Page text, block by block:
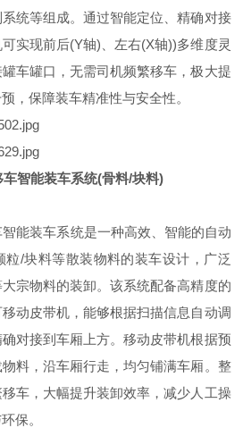
统等组成。通过智能定位、精确对接
实现前后(Y轴)、左右(X轴))多维度灵
车罐口，无需司机频繁移车，极大提
，保障装车精准性与安全性。
智能装车系统(骨料/块料)
能装车系统是一种高效、智能的自动
/块料等散装物料的装车设计，广泛
宗物料的装卸。该系统配备高精度的
动皮带机，能够根据扫描信息自动调
对接到车厢上方。移动皮带机根据预
料，沿车厢行走，均匀铺满车厢。整
车，大幅提升装卸效率，减少人工操
保。